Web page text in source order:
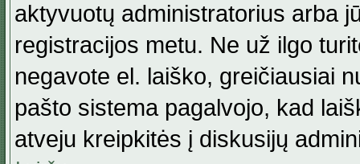
aktyvuotų administratorius arba
registracijos metu. Ne už ilgo
negavote el. laiško, greičiausiai
pašto sistema pagalvojo, kad
atveju kreipkitės į diskusijų